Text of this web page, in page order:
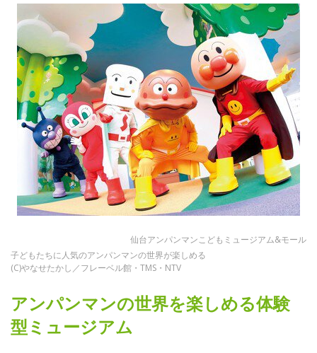
仙台アンパンマンこどもミュージアム&モール
子どもたちに人気のアンパンマンの世界が楽しめる
(C)やなせたかし／フレーベル館・TMS・NTV
アンパンマンの世界を楽しめる体験
型ミュージアム